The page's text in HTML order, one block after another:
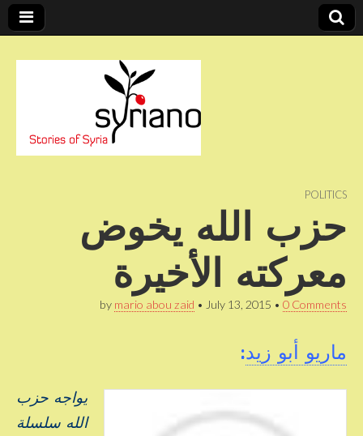
syriano POLITICS
حزب الله يخوض
معركته الأخيرة
by mario abou zaid • July 13, 2015 • 0 Comments
ماريو أبو زيد:
يواجه حزب
الله سلسلة